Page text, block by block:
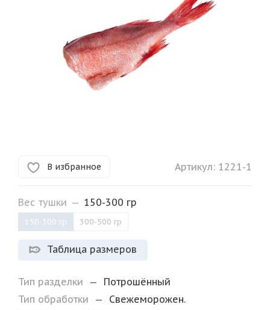
В избранное Артикул: 1221-1
Вес тушки — 150-300 гр
150-300 гр 300-500 гр
Таблица размеров
Тип разделки —
Потрошённый
Тип обработки
—
Свежеморожен.